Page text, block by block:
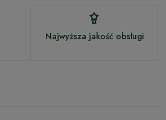
Najwyższa jakość obsługi